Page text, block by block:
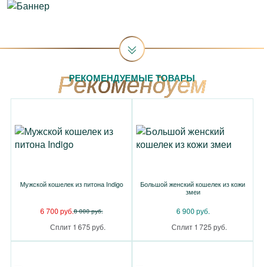
РЕКОМЕНДУЕМЫЕ ТОВАРЫ
Мужской кошелек из питона Indigo
6 700 руб.8 000 руб.
Сплит 1 675 руб.
Большой женский кошелек из кожи
змеи
6 900 руб.
Сплит 1 725 руб.